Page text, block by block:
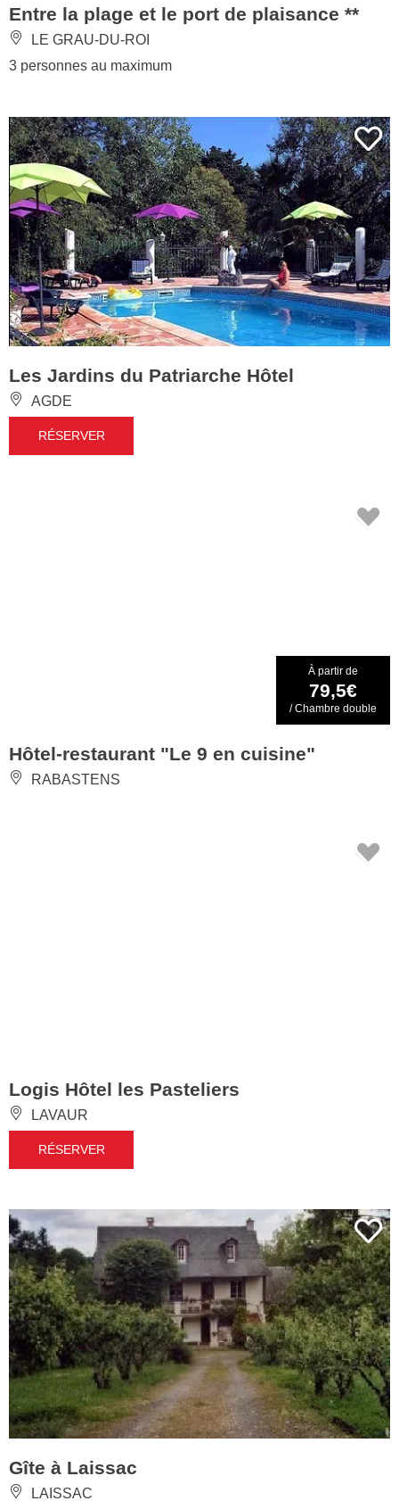
Entre la plage et le port de plaisance **
LE GRAU-DU-ROI
3 personnes au maximum
Les Jardins du Patriarche Hôtel
AGDE
RÉSERVER
À partir de
79,5€
/ Chambre double
Hôtel-restaurant "Le 9 en cuisine"
RABASTENS
Logis Hôtel les Pasteliers
LAVAUR
RÉSERVER
Gîte à Laissac
LAISSAC